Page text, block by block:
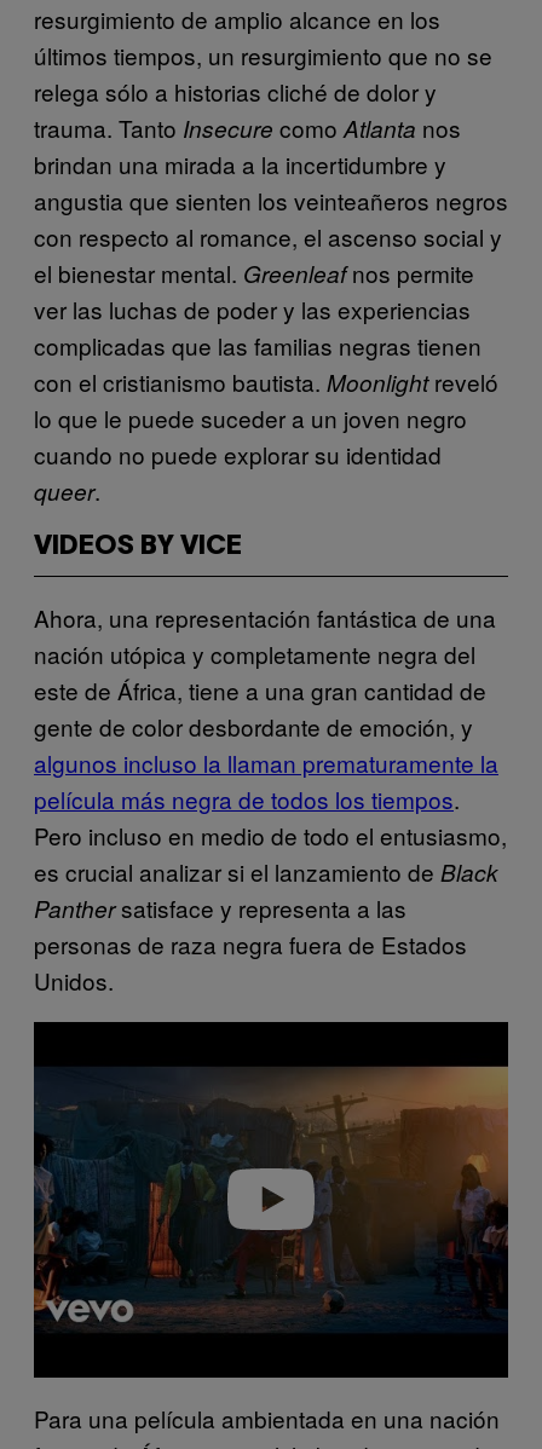
resurgimiento de amplio alcance en los
últimos tiempos, un resurgimiento que no se
relega sólo a historias cliché de dolor y
trauma. Tanto Insecure como Atlanta nos
brindan una mirada a la incertidumbre y
angustia que sienten los veinteañeros negros
con respecto al romance, el ascenso social y
el bienestar mental. Greenleafnos permite
ver las luchas de poder y las experiencias
complicadas que las familias negras tienen
con el cristianismo bautista. Moonlightreveló
lo que le puede suceder a un joven negro
cuando no puede explorar su identidad
queer.
VIDEOS BY VICE
Ahora, una representación fantástica de una
nación utópica y completamente negra del
este de África, tiene a una gran cantidad de
gente de color desbordante de emoción, y
algunos incluso la llaman prematuramente la
película más negra de todos los tiempos.
Pero incluso en medio de todo el entusiasmo,
es crucial analizar si el lanzamiento de Black
Panthersatisface y representa a las
personas de raza negra fuera de Estados
Unidos.
a
v
d
o
Para una película ambientada en una nación